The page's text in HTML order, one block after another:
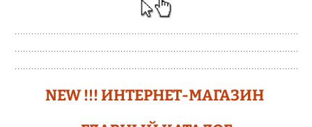
NEW !!!ИНТЕРНЕТ-МАГАЗИН